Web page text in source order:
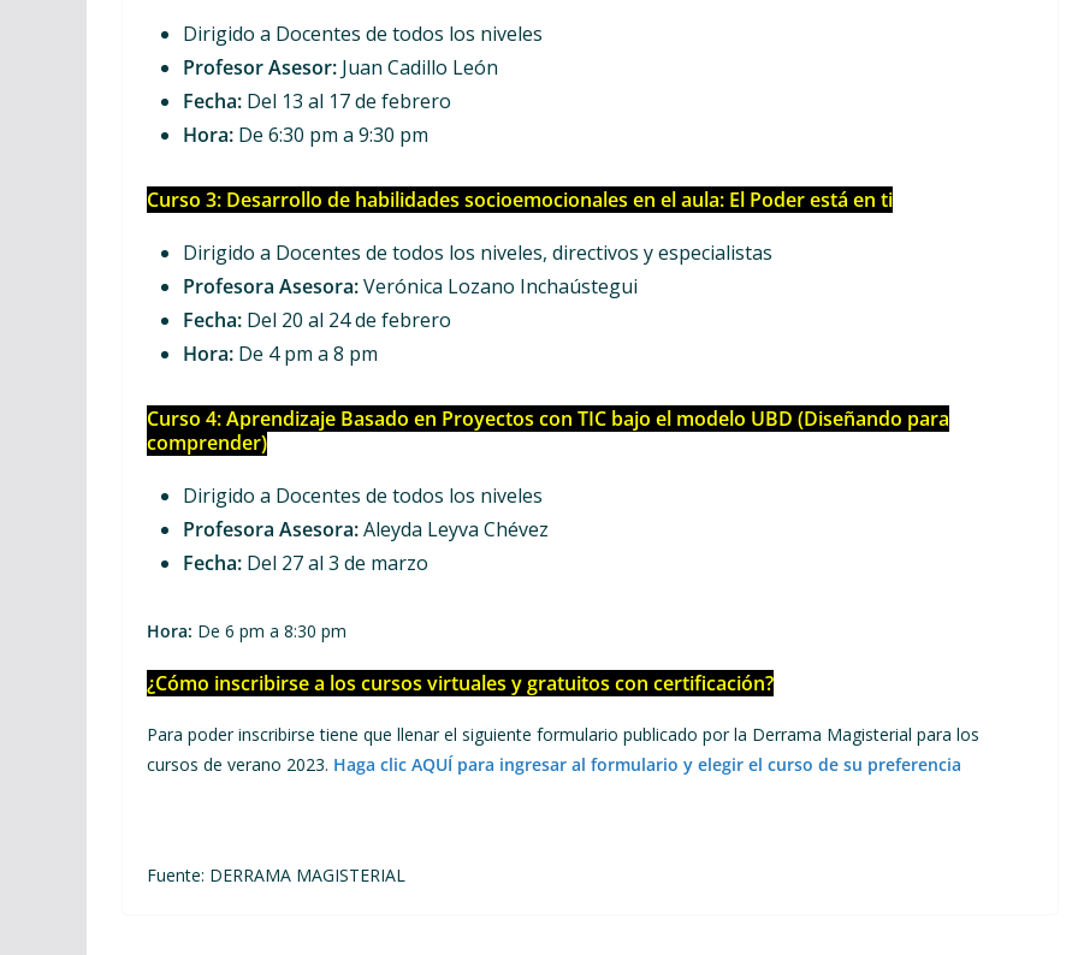
Dirigido a Docentes de todos los niveles
Profesor Asesor: Juan Cadillo León
Fecha: Del 13 al 17 de febrero
Hora: De 6:30 pm a 9:30 pm
Curso 3: Desarrollo de habilidades socioemocionales en el aula: El Poder está en ti
Dirigido a Docentes de todos los niveles, directivos y especialistas
Profesora Asesora:Verónica Lozano Inchaústegui
Fecha: Del 20 al 24 de febrero
Hora: De 4 pm a 8 pm
Curso 4: Aprendizaje Basado en Proyectos con TIC bajo el modelo UBD (Diseñando para
comprender)
Dirigido a Docentes de todos los niveles
Profesora Asesora:Aleyda Leyva Chévez
Fecha: Del 27 al 3 de marzo
Hora: De 6 pm a 8:30 pm
¿Cómo inscribirse a los cursos virtuales y gratuitos con certificación?
Para poder inscribirse tiene que llenar el siguiente formulario publicado por la Derrama Magisterial para los
cursos de verano 2023. Haga clic AQUÍ para ingresar al formulario y elegir el curso de su preferencia
Fuente: DERRAMA MAGISTERIAL